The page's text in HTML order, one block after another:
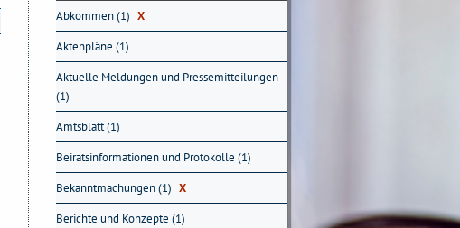
Abkommen (1) X
Aktenpläne (1)
Aktuelle Meldungen und Pressemitteilungen
(1)
Amtsblatt (1)
Beiratsinformationen und Protokolle (1)
Bekanntmachungen (1) X
Berichte und Konzepte (1)